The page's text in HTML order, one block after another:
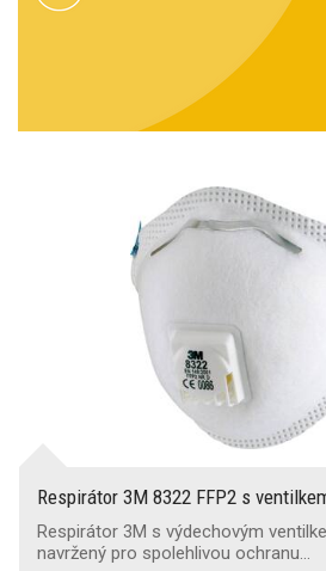
Respirátor 3M 8322 FFP2 s
Respirátor 3M s výdechovým
navržený pro spolehlivou ochranu…